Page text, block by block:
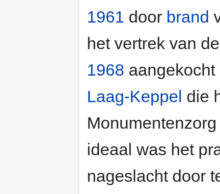
1961 door brand
het vertrek van
1968
Laag-Keppel die
ideaal was het
nageslacht door